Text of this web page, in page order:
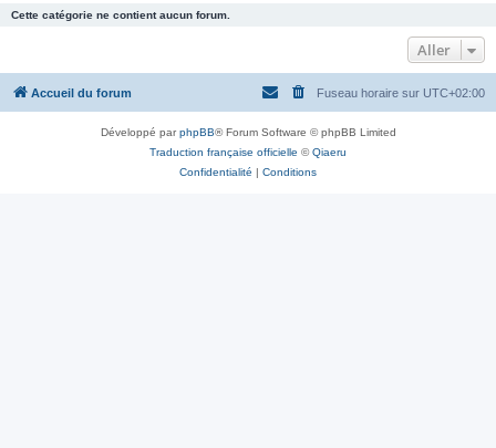
Cette catégorie ne contient aucun forum.
Aller
Accueil du forum Fuseau horaire sur UTC+02:00
Développé parphpBB® Forum Software © phpBB Limited
Traduction française officielle ©Qiaeru
Confidentialité | Conditions